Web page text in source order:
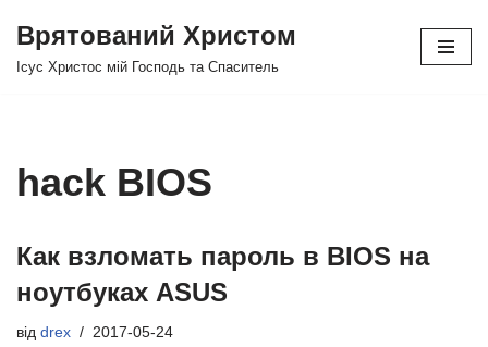
Перейти
Врятований Христом
Ісус Христос мій Господь та Спаситель
hack BIOS
Как взломать пароль в BIOS на
ноутбуках ASUS
від drex 2017-05-24